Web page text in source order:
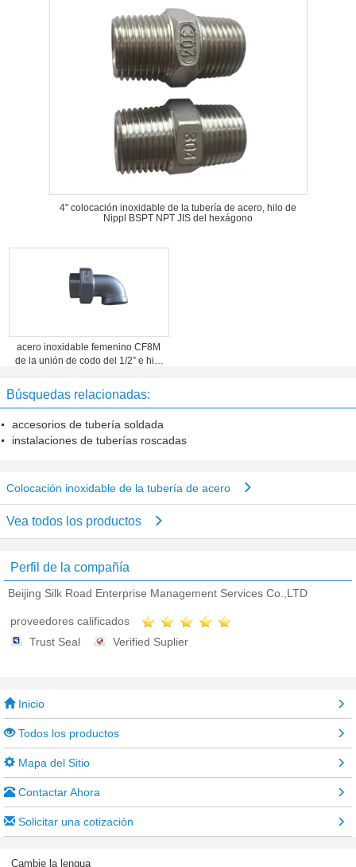
4" colocación inoxidable de la tubería de acero, hilo de
Nippl BSPT NPT JIS del hexágono
acero inoxidable femenino CF8M
de la unión de codo del 1/2” e hilo
Búsquedas relacionadas:
accesorios de tubería soldada
instalaciones de tuberías roscadas
Colocación inoxidable de la tubería de acero
Vea todos los productos
Perfil de la compañía
Beijing Silk Road Enterprise Management Services Co.,LTD
proveedores calificados
Trust Seal
Verified Suplier
Inicio
Todos los productos
Mapa del Sitio
Contactar Ahora
Solicitar una cotización
Cambie la lengua